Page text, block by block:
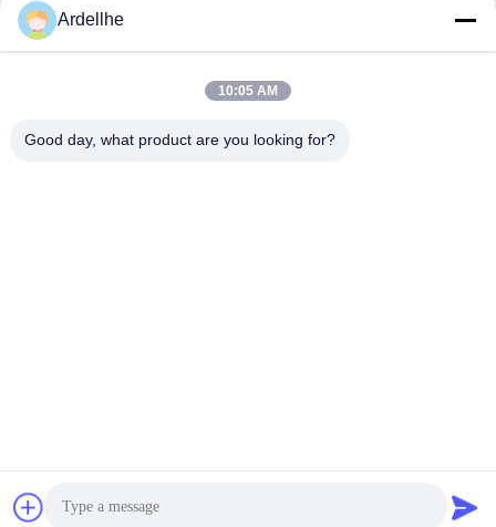
দ্রুত যোগাযোগ
Ardellhe
10:05 AM
Good day, what product are you looking for?